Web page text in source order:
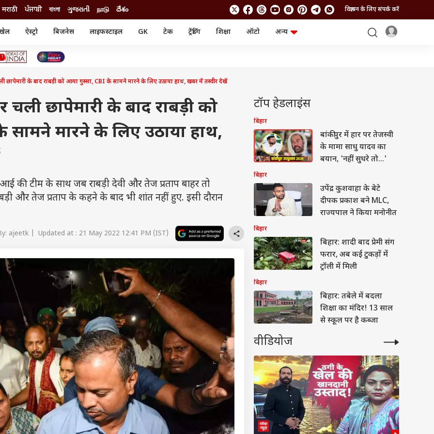
मराठी ਪੰਜਾਬੀ বাংলা ગુજરાતી நாடு దేశం विज्ञापन के लिए संपर्क करें
ऐस्ट्रो बिजनेस लाइफस्टाइल GK टेक ट्रेंडिंग शिक्षा ऑटो
अन्य
सिनेमा
आईपीओ
मोबाइल
चैटजीपीटी
गैजेट
रिजल्ट
वेब स्टोरीज फोटो गैलरी
यूटिलिटी न्यूज़
वीडियो
छापेमारी के बाद राबड़ी को आया गुस्सा, CBI के सामने मारने के लिए उठाया हाथ, खबर में तस्वीर देखें
छापेमारी के बाद राबड़ी को
मारने के लिए उठाया हाथ,
की टीम के साथ जब राबड़ी देवी और तेज प्रताप बाहर तो
और तेज प्रताप के कहने के बाद भी शांत नहीं हुए. इसी दौरान
ajeetk | Updated at : 21 May 2022 12:41 PM (IST)
टॉप हेडलाइंस
बिहार
बांकीपुर में हार पर तेजस्वी
के मामा साधु यादव का
बयान, 'नहीं सुधरे तो…'
बिहार
उपेंद्र कुशवाहा के बेटे
दीपक प्रकाश बने MLC,
राज्यपाल ने किया मनोनीत
बिहार
बिहार: शादी बाद प्रेमी संग
फरार, अब कई टुकड़ों में
ट्रॉली में मिली
बिहार
बिहार: तबेले में बदला
शिक्षा का मंदिर! 13 साल
से स्कूल पर है कब्जा
वीडियोज
आर्टिकल्स टॉप रील्स